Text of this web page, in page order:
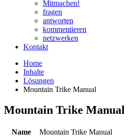
Mitmachen!
fragen
antworten
kommentieren
netzwerken
Kontakt
Home
Inhalte
Lösungen
Mountain Trike Manual
Mountain Trike Manual
Name
Mountain Trike Manual